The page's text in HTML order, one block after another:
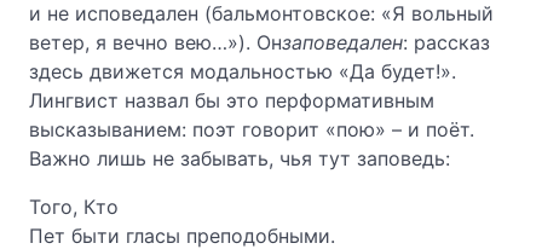
и не исповедален (бальмонтовское: «Я вольный
ветер, я вечно вею…»). Онзаповедален: рассказ
здесь движется модальностью «Да будет!».
Лингвист назвал бы это перформативным
высказыванием: поэт говорит «пою» – и поёт.
Важно лишь не забывать, чья тут заповедь:
Того, Кто
Пет быти гласы преподобными.